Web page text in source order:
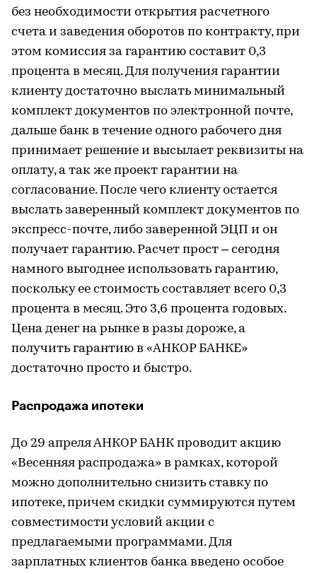
без необходимости открытия расчетного
счета и заведения оборотов по контракту, при
этом комиссия за гарантию составит 0,3
процента в месяц. Для получения гарантии
клиенту достаточно выслать минимальный
комплект документов по электронной почте,
дальше банк в течение одного рабочего дня
принимает решение и высылает реквизиты на
оплату, а так же проект гарантии на
согласование. После чего клиенту остается
выслать заверенный комплект документов по
экспресс-почте, либо заверенной ЭЦП и он
получает гарантию. Расчет прост – сегодня
намного выгоднее использовать гарантию,
поскольку ее стоимость составляет всего 0,3
процента в месяц. Это 3,6 процента годовых.
Цена денег на рынке в разы дороже, а
получить гарантию в «АНКОР БАНКЕ»
достаточно просто и быстро.
Распродажа ипотеки
До 29 апреля АНКОР БАНК проводит акцию
«Весенняя распродажа» в рамках, которой
можно дополнительно снизить ставку по
ипотеке, причем скидки суммируются путем
совместимости условий акции с
предлагаемыми программами. Для
зарплатных клиентов банка введено особое